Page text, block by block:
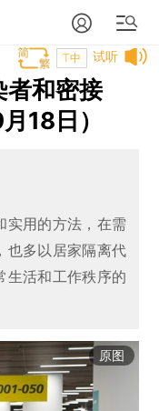
试听
T中
者和密接
18日）
实用的方法，在需
也多以居家隔离代
生活和工作秩序的
原图